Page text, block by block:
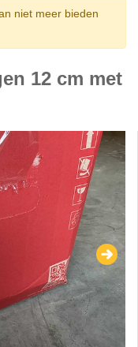
niet meer bieden
12 cm met